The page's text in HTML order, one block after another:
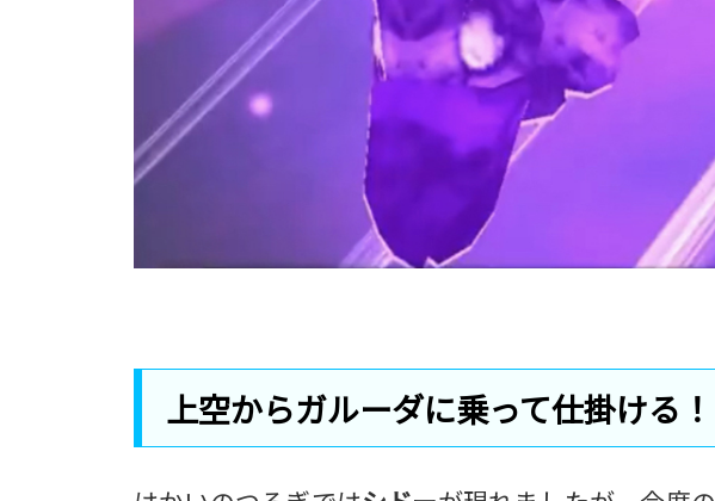
上空からガルーダに乗って仕掛ける！